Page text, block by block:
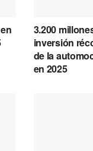
3.200
inversión
de la
en 2025